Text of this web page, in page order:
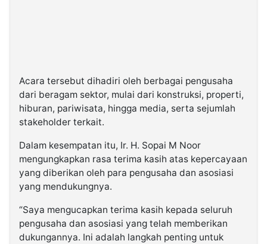
Acara tersebut dihadiri oleh berbagai pengusaha
dari beragam sektor, mulai dari konstruksi, properti,
hiburan, pariwisata, hingga media, serta sejumlah
stakeholder terkait.
Dalam kesempatan itu, Ir. H. Sopai M Noor
mengungkapkan rasa terima kasih atas kepercayaan
yang diberikan oleh para pengusaha dan asosiasi
yang mendukungnya.
“Saya mengucapkan terima kasih kepada seluruh
pengusaha dan asosiasi yang telah memberikan
dukungannya. Ini adalah langkah penting untuk